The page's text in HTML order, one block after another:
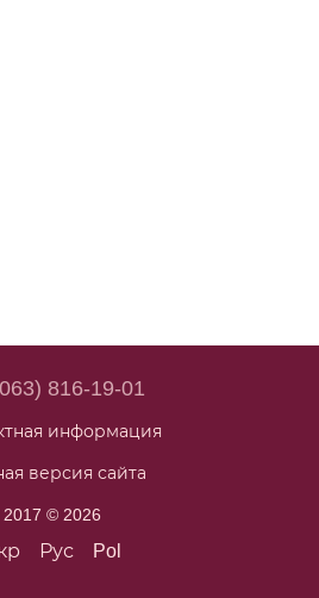
816-19-01
информация
версия сайта
2017 © 2026
Рус Pol